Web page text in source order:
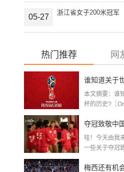
05-27
浙江省女子200米冠军
热门推荐 网
谁知道关于
史 「十二月
本文摘要：谁
杯的历史?〖
夺冠致敬中
〖2020关于
哇！今天由我
一些关于夺冠
梅西还有机